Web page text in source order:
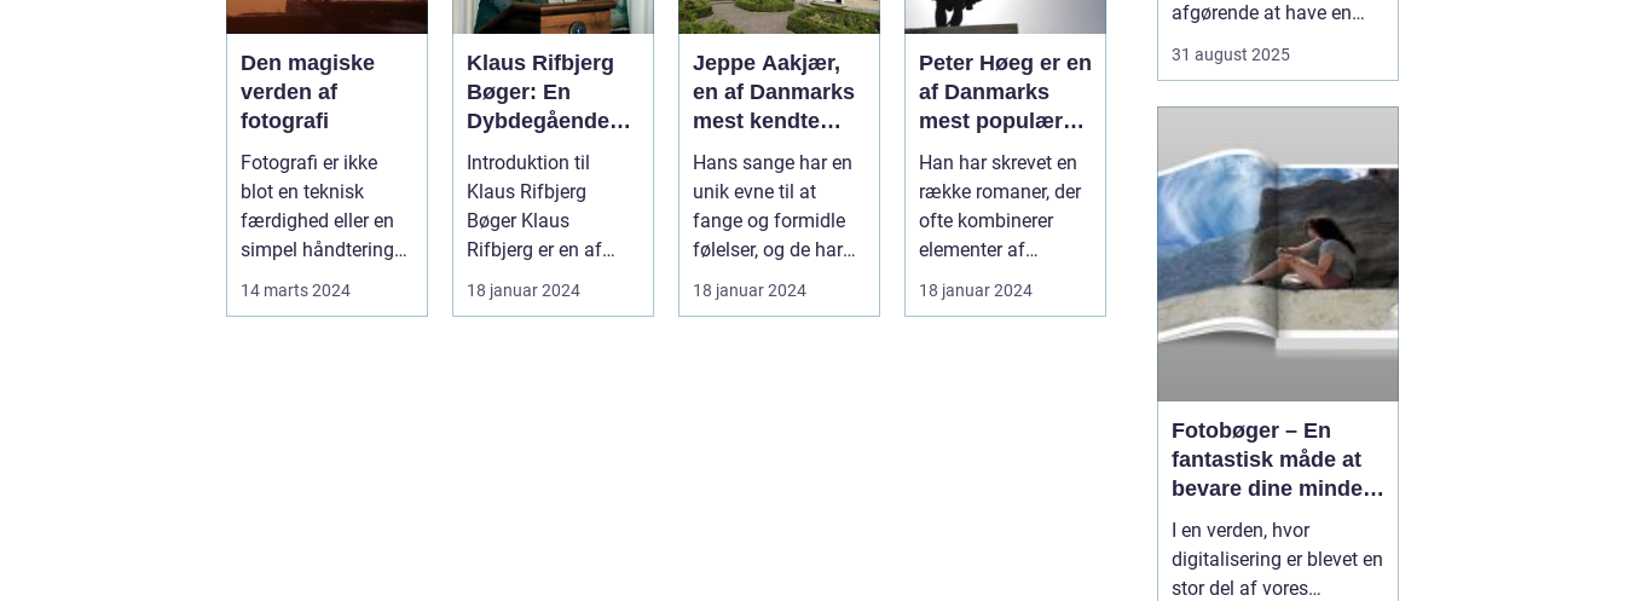
Den magiske
verden af
fotografi
Fotografi er ikke
blot en teknisk
færdighed eller en
simpel håndtering
14 marts 2024
Klaus Rifbjerg
Bøger: En
Dybdegående
Kig på et
Litterært
Mesterstykke
Introduktion til
Klaus Rifbjerg
Bøger Klaus
Rifbjerg er en af
Danmarks mest
fremtrædende
18 januar 2024
Jeppe Aakjær,
en af Danmarks
mest kendte
forfattere og
digtere, er også
kendt for sine
smukke sange
Hans sange har en
unik evne til at
fange og formidle
følelser, og de har
efterladt et stort
aftryk i...
18 januar 2024
Peter Høeg er en
af Danmarks
mest populære
forfattere, kendt
for sine
spændende og
tankevækkende
Han har skrevet en
række romaner, der
ofte kombinerer
elementer af
spænding, filosofi
og det overnat...
18 januar 2024
afgørende at have en
bryllupsfotograf, der kan
Den rette fotograf vil
fange både de små
detaljer og de store fø...
31 august 2025
Fotobøger – En
fantastisk måde at
bevare dine minder
på
I en verden, hvor
digitalisering er blevet en
stor del af vores